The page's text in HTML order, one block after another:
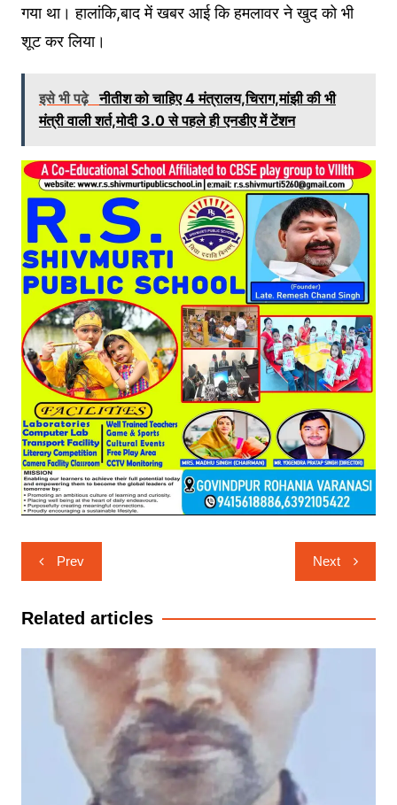
गया था। हालांकि,बाद में खबर आई कि हमलावर ने खुद को भी
शूट कर लिया।
इसे भी पढ़े नीतीश को चाहिए 4 मंत्रालय,चिराग,मांझी की भी
मंत्री वाली शर्त,मोदी 3.0 से पहले ही एनडीए में टेंशन
Post
navigation
Prev Next
Related articles